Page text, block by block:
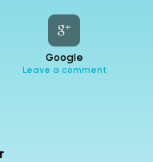
Google
Leave a comment